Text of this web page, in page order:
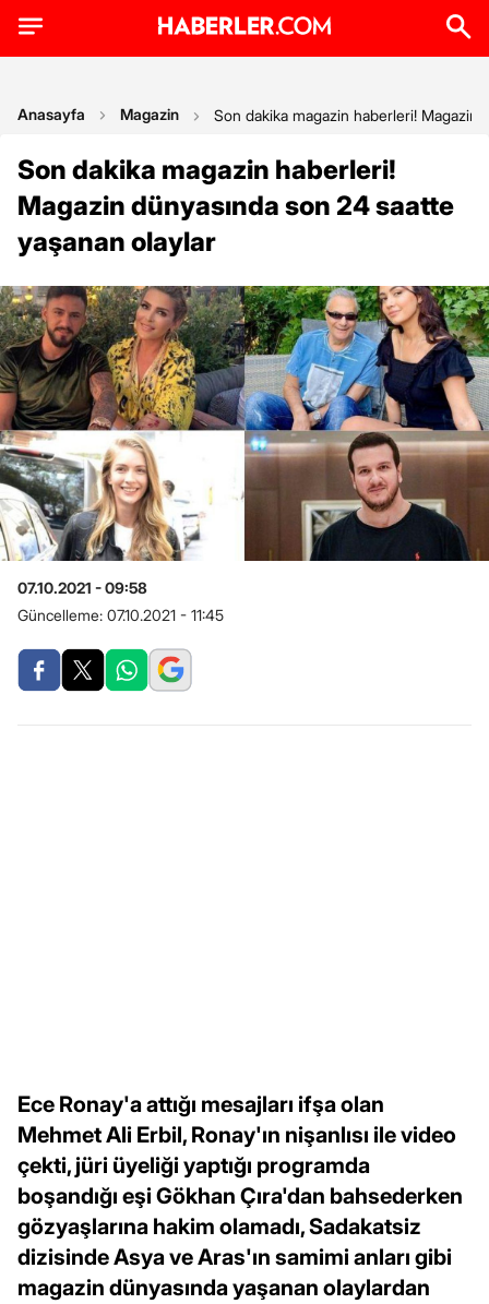
Anasayfa Magazin Son dakika magazin haberleri! Magazin
Son dakika magazin haberleri!
Magazin dünyasında son 24 saatte
yaşanan olaylar
07.10.2021 - 09:58
Güncelleme: 07.10.2021 - 11:45
Ece Ronay'a attığı mesajları ifşa olan
Mehmet Ali Erbil, Ronay'ın nişanlısı ile video
çekti, jüri üyeliği yaptığı programda
boşandığı eşi Gökhan Çıra'dan bahsederken
gözyaşlarına hakim olamadı, Sadakatsiz
dizisinde Asya ve Aras'ın samimi anları gibi
magazin dünyasında yaşanan olaylardan